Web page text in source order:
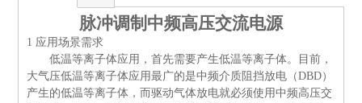
脉冲调制中频高压交流电源
1 应用场景需求
低温等离子体应用，首先需要产生低温等离子体。目前，
大气压低温等离子体应用最广的是中频介质阻挡放电（DBD）
产生的低温等离子体，而驱动气体放电就必须使用中频高压交